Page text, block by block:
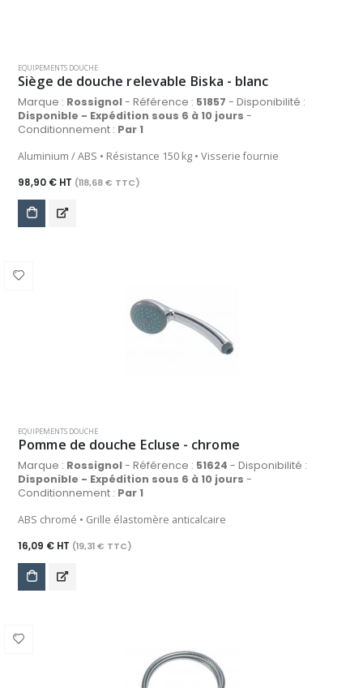
EQUIPEMENTS DOUCHE
Siège de douche relevable Biska - blanc
Marque : Rossignol- Référence : 51857 - Disponibilité :
Disponible - Expédition sous 6 à 10 jours -
Conditionnement : Par 1
Aluminium / ABS • Résistance 150 kg • Visserie fournie
98,90 € HT (118,68 € TTC)
EQUIPEMENTS DOUCHE
Pomme de douche Ecluse - chrome
Marque : Rossignol- Référence : 51624 - Disponibilité :
Disponible - Expédition sous 6 à 10 jours -
Conditionnement : Par 1
ABS chromé • Grille élastomère anticalcaire
16,09 € HT (19,31 € TTC)